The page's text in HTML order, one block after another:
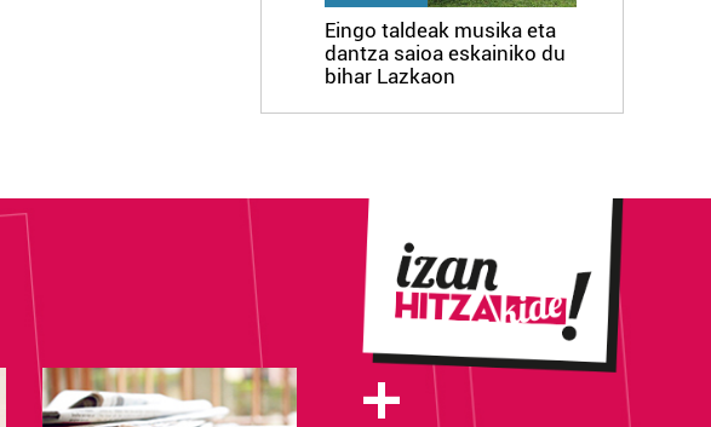
Eingo taldeak musika eta
dantza saioa eskainiko du
bihar Lazkaon
+